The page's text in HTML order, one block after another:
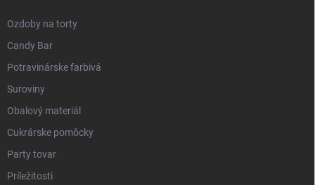
Ozdoby na torty
Candy Bar
Potravinárske farbivá
Suroviny
Obalový materiál
Cukrárske pomôcky
Party tovar
Príležitosti